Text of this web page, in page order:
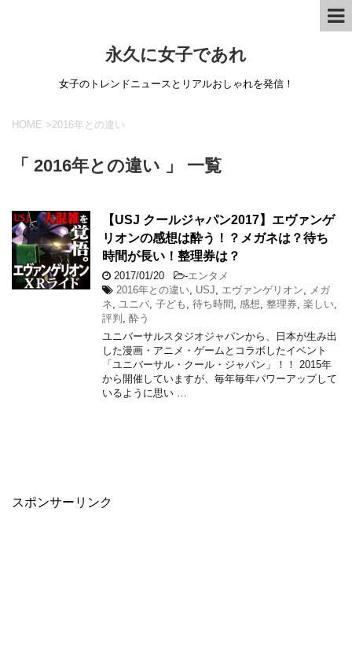
永久に女子であれ
女子のトレンドニュースとリアルおしゃれを発信！
HOME >2016年との違い
「 2016年との違い 」 一覧
【USJ クールジャパン2017】エヴァンゲ
リオンの感想は酔う！？メガネは？待ち
時間が長い！整理券は？
2017/01/20 -エンタメ
2016年との違い USJ エヴァンゲリオン
メガ
ネ
ユニバ 子ども 待ち時間 感想 整理券 楽しい
評判 酔う
ユニバーサルスタジオジャパンから、日本が生み出
した漫画・アニメ・ゲームとコラボしたイベント
「ユニバーサル・クール・ジャパン」！！ 2015年
から開催していますが、毎年毎年パワーアップして
いるように思い …
スポンサーリンク